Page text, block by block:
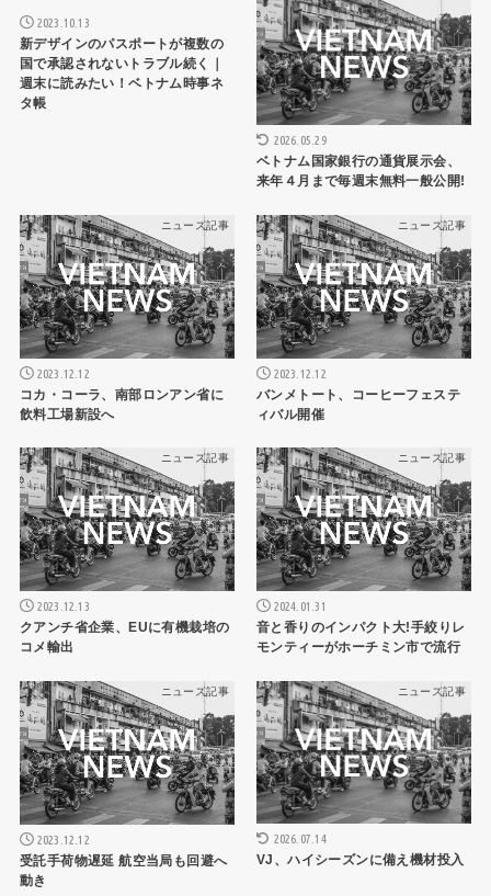
2023.10.13
新デザインのパスポートが複数の
国で承認されないトラブル続く｜
週末に読みたい！ベトナム時事ネ
タ帳
2026.05.29
ベトナム国家銀行の通貨展示会、
来年４月まで毎週末無料一般公開!
ニュース記事
2023.12.12
コカ・コーラ、南部ロンアン省に
飲料工場新設へ
ニュース記事
2023.12.12
バンメトート、コーヒーフェステ
ィバル開催
ニュース記事
2023.12.13
クアンチ省企業、EUに有機栽培の
コメ輸出
ニュース記事
2024.01.31
音と香りのインパクト大!手絞りレ
モンティーがホーチミン市で流行
ニュース記事
2023.12.12
受託手荷物遅延 航空当局も回避へ
動き
ニュース記事
2026.07.14
VJ、ハイシーズンに備え機材投入